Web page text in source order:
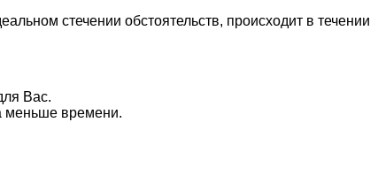
стечении обстоятельств, происходит в течении
Вас.
меньше времени.